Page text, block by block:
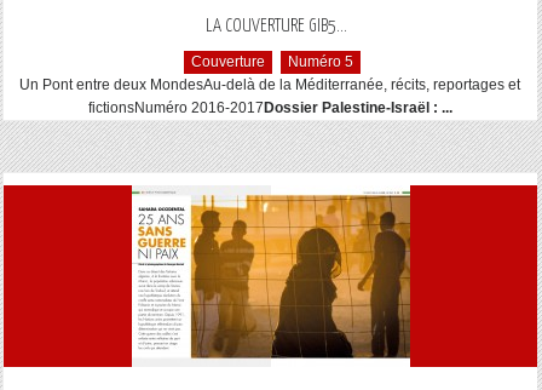
LA COUVERTURE GIB5...
Couverture
Numéro 5
Un Pont entre deux MondesAu-delà de la Méditerranée, récits, reportages et
fictionsNuméro 2016-2017 Dossier Palestine-Israël : ...